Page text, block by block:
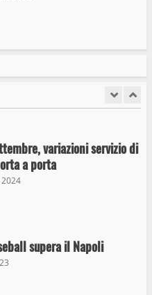
due giovani per
variazioni servizio di
a porta
supera il Napoli